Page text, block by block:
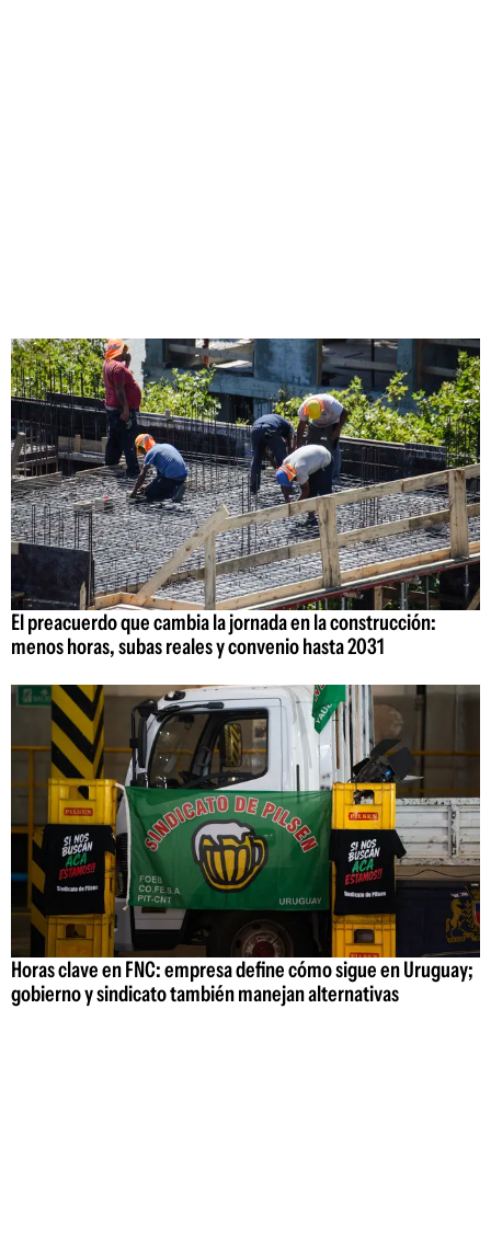
El preacuerdo que cambia la jornada en la construcción:
menos horas, subas reales y convenio hasta 2031
Horas clave en FNC: empresa define cómo sigue en Uruguay;
gobierno y sindicato también manejan alternativas